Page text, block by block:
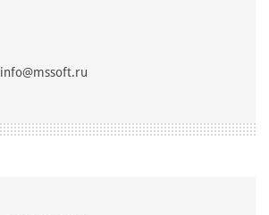
info@mssoft.ru